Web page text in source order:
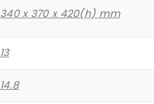
340 x 370 x 420(h) mm
13
14.8